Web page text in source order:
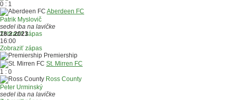
0 : 1
Aberdeen FC
Patrik Myslovič
sedel iba na lavičke
Zobraziť zápas
18.2.2023
16:00
Zobraziť zápas
Premiership
St. Mirren FC
1 : 0
Ross County
Peter Urminský
sedel iba na lavičke